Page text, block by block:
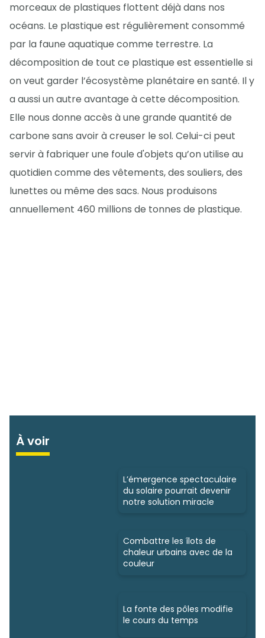
morceaux de plastiques flottent déjà dans nos
océans. Le plastique est régulièrement consommé
par la faune aquatique comme terrestre. La
décomposition de tout ce plastique est essentielle si
on veut garder l’écosystème planétaire en santé. Il y
a aussi un autre avantage à cette décomposition.
Elle nous donne accès à une grande quantité de
carbone sans avoir à creuser le sol. Celui-ci peut
servir à fabriquer une foule d'objets qu’on utilise au
quotidien comme des vêtements, des souliers, des
lunettes ou même des sacs. Nous produisons
annuellement 460 millions de tonnes de plastique.
À voir
L’émergence spectaculaire
du solaire pourrait devenir
notre solution miracle
Combattre les îlots de
chaleur urbains avec de la
couleur
La fonte des pôles modifie
le cours du temps